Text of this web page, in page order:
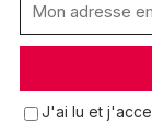
J'ai lu et